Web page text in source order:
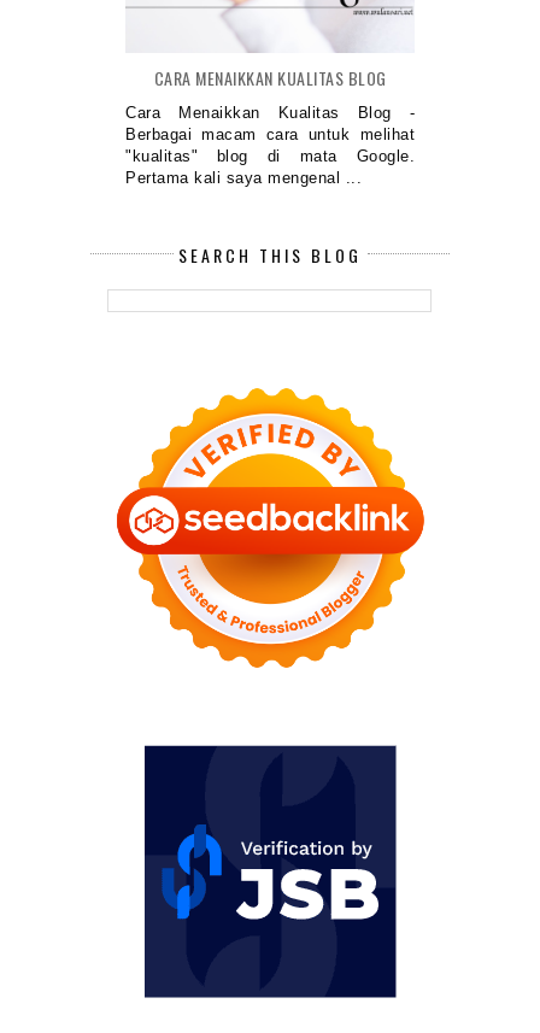
CARA MENAIKKAN KUALITAS BLOG
Cara Menaikkan Kualitas Blog -
Berbagai macam cara untuk melihat
"kualitas" blog di mata Google.
Pertama kali saya mengenal ...
SEARCH THIS BLOG